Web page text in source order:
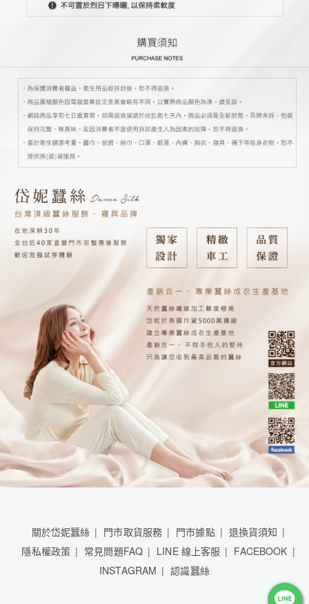
關於岱妮蠶絲 門市取貨服務 門市據點
退換貨須知
隱私權政策
常見問題FAQ LINE 線上客服
FACEBOOK
INSTAGRAM
認識蠶絲